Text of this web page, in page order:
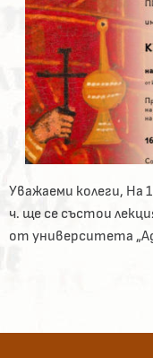
Уважаеми колеги, На
ч. ще се състои
от университета